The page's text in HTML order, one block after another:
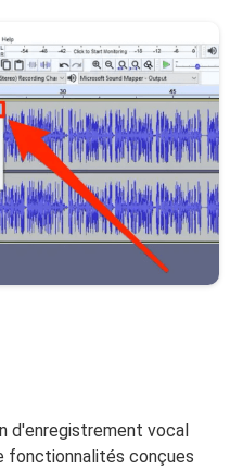
d'enregistrement vocal
fonctionnalités conçues